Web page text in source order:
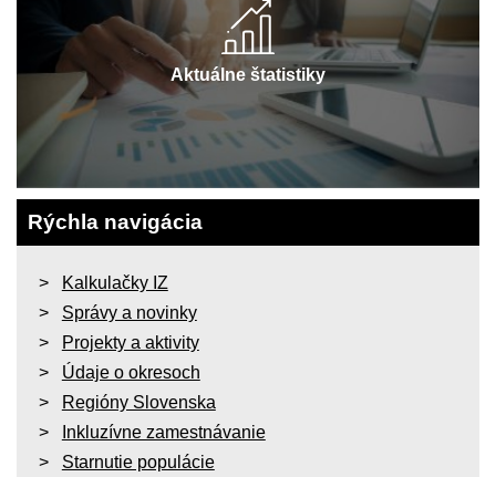
Aktuálne štatistiky
Rýchla navigácia
Kalkulačky IZ
Správy a novinky
Projekty a aktivity
Údaje o okresoch
Regióny Slovenska
Inkluzívne zamestnávanie
Starnutie populácie